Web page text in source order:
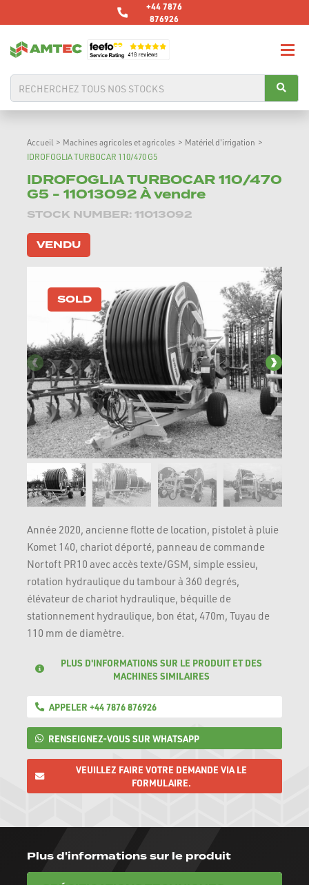
+44 7876
876926
Accueil > Machines agricoles et agricoles > Matériel d'irrigation >
IDROFOGLIA TURBOCAR 110/470 G5
IDROFOGLIA TURBOCAR 110/470
G5 - 11013092 À vendre
STOCK NUMBER: 11013092
VENDU
SOLD
Année 2020, ancienne flotte de location, pistolet à pluie
Komet 140, chariot déporté, panneau de commande
Nortoft PR10 avec accès texte/GSM, simple essieu,
rotation hydraulique du tambour à 360 degrés,
élévateur de chariot hydraulique, béquille de
stationnement hydraulique, bon état, 470m, Tuyau de
110 mm de diamètre.
PLUS D'INFORMATIONS SUR LE PRODUIT ET DES
MACHINES SIMILAIRES
APPELER +44 7876 876926
RENSEIGNEZ-VOUS SUR WHATSAPP
VEUILLEZ FAIRE VOTRE DEMANDE VIA LE
FORMULAIRE.
Plus d'informations sur le produit